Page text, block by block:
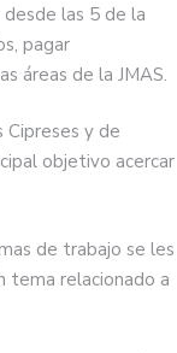
las 5 de la
pagar
áreas de la JMAS.
Cipreses y de
objetivo acercar
de trabajo se les
tema relacionado a